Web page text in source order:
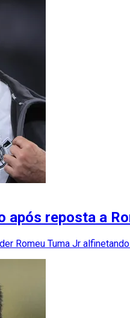
reposta a
Romeu Tuma Jr